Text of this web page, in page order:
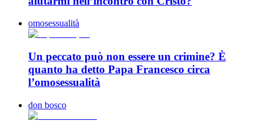
omosessualità
Un peccato può non essere un crimine? È
quanto ha detto Papa Francesco circa
l’omosessualità
don bosco